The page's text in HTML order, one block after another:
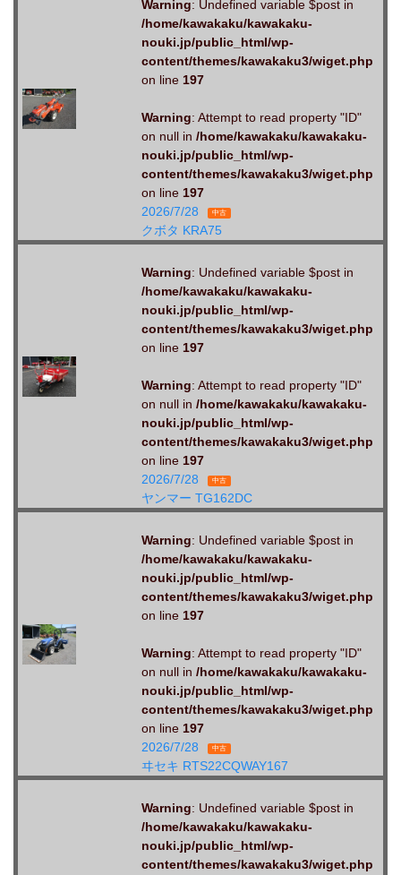
Warning: Undefined variable $post in
/home/kawakaku/kawakaku-
nouki.jp/public_html/wp-
content/themes/kawakaku3/wiget.php
on line 197
Warning: Attempt to read property "ID"
on null in /home/kawakaku/kawakaku-
nouki.jp/public_html/wp-
content/themes/kawakaku3/wiget.php
on line 197
2026/7/28
中古
クボタ KRA75
Warning: Undefined variable $post in
/home/kawakaku/kawakaku-
nouki.jp/public_html/wp-
content/themes/kawakaku3/wiget.php
on line 197
Warning: Attempt to read property "ID"
on null in /home/kawakaku/kawakaku-
nouki.jp/public_html/wp-
content/themes/kawakaku3/wiget.php
on line 197
2026/7/28
中古
ヤンマー TG162DC
Warning: Undefined variable $post in
/home/kawakaku/kawakaku-
nouki.jp/public_html/wp-
content/themes/kawakaku3/wiget.php
on line 197
Warning: Attempt to read property "ID"
on null in /home/kawakaku/kawakaku-
nouki.jp/public_html/wp-
content/themes/kawakaku3/wiget.php
on line 197
2026/7/28
中古
ヰセキ RTS22CQWAY167
Warning: Undefined variable $post in
/home/kawakaku/kawakaku-
nouki.jp/public_html/wp-
content/themes/kawakaku3/wiget.php